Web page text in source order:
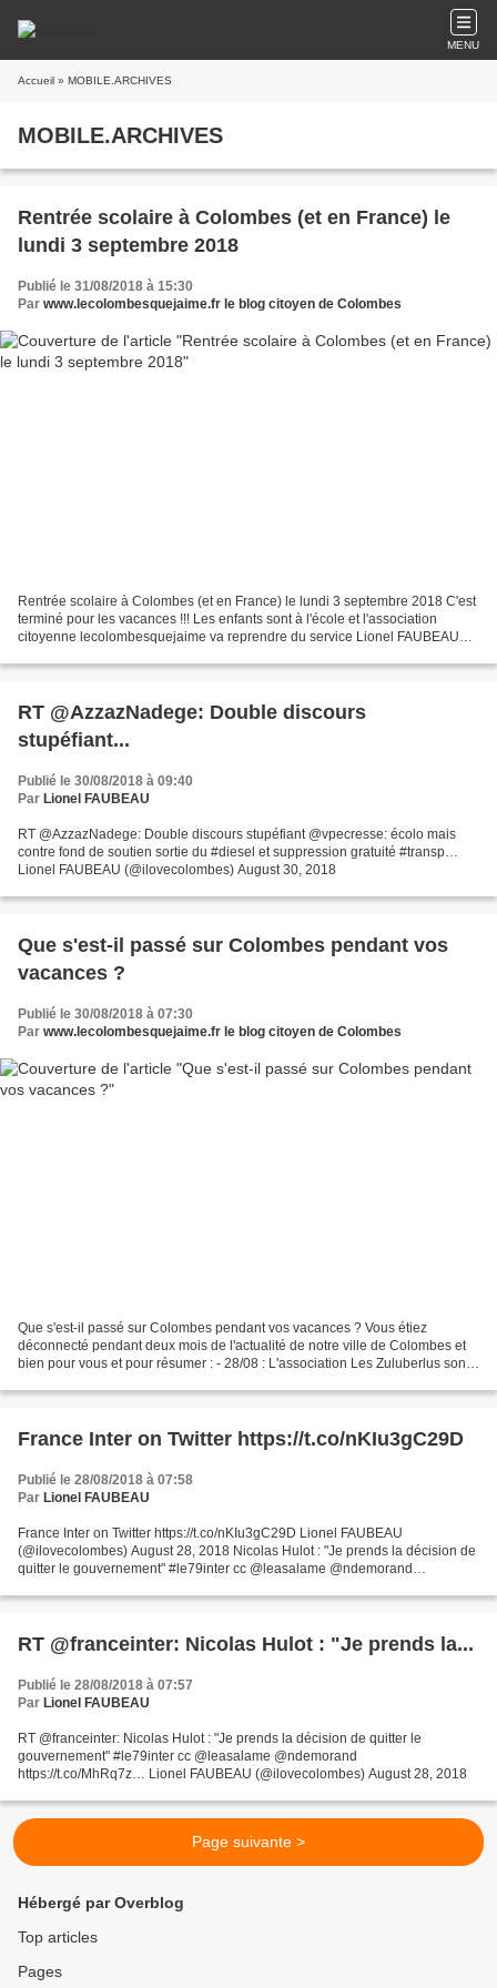
MENU
Accueil » MOBILE.ARCHIVES
MOBILE.ARCHIVES
Rentrée scolaire à Colombes (et en France) le
lundi 3 septembre 2018
Publié le 31/08/2018 à 15:30
Par www.lecolombesquejaime.fr le blog citoyen de Colombes
Rentrée scolaire à Colombes (et en France) le lundi 3 septembre 2018 C'est
terminé pour les vacances !!! Les enfants sont à l'école et l'association
citoyenne lecolombesquejaime va reprendre du service Lionel FAUBEAU
RT @AzzazNadege: Double discours
stupéfiant...
Publié le 30/08/2018 à 09:40
Par Lionel FAUBEAU
RT @AzzazNadege: Double discours stupéfiant @vpecresse: écolo mais
contre fond de soutien sortie du #diesel et suppression gratuité #transp…
Lionel FAUBEAU (@ilovecolombes) August 30, 2018
Que s'est-il passé sur Colombes pendant vos
vacances ?
Publié le 30/08/2018 à 07:30
Par www.lecolombesquejaime.fr le blog citoyen de Colombes
Que s'est-il passé sur Colombes pendant vos vacances ? Vous étiez
déconnecté pendant deux mois de l'actualité de notre ville de Colombes et
bien pour vous et pour résumer : - 28/08 : L'association Les Zuluberlus sont
France Inter on Twitter https://t.co/nKIu3gC29D
Publié le 28/08/2018 à 07:58
Par Lionel FAUBEAU
France Inter on Twitter https://t.co/nKIu3gC29D Lionel FAUBEAU
(@ilovecolombes) August 28, 2018 Nicolas Hulot : "Je prends la décision de
quitter le gouvernement" #le79inter cc @leasalame @ndemorand
RT @franceinter: Nicolas Hulot : "Je prends la...
Publié le 28/08/2018 à 07:57
Par Lionel FAUBEAU
RT @franceinter: Nicolas Hulot : "Je prends la décision de quitter le
gouvernement" #le79inter cc @leasalame @ndemorand
https://t.co/MhRq7z… Lionel FAUBEAU (@ilovecolombes) August 28, 2018
Page suivante >
Hébergé par Overblog
Top articles
Pages